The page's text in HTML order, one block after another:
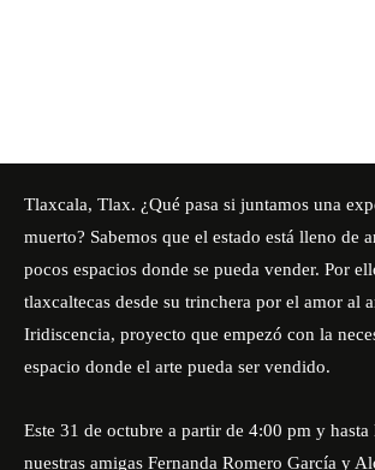
Tlaxcala, Tlax. ¿Qué pasa si juntamos una
muerto? Sabemos que el estado está lleno de
pocos espacios donde se pueda vender. Por
tlaxcaltecas desde su trinchera por el amor al
Iridiscencia, proyecto que empezó con la
espacio donde el arte pueda ser vendido.
Este 31 de octubre a partir de 4:00 pm y hasta
nuestras amigas Fernanda Romero García y